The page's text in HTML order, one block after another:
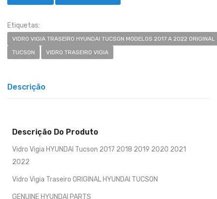
Etiquetas:
VIDRO VIGIA TRASEIRO HYUNDAI TUCSON MODELOS 2017 A 2022 ORIGINAL
TUCSON
VIDRO TRASEIRO VIGIA
Descrição
Descrição Do Produto
Vidro Vigia HYUNDAI Tucson 2017 2018 2019 2020 2021
2022
Vidro Vigia Traseiro ORIGINAL HYUNDAI TUCSON
GENUINE HYUNDAI PARTS